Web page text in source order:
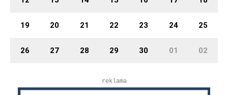
19 20 21 22 23 24 25
26 27 28 29 30 01 02
reklama